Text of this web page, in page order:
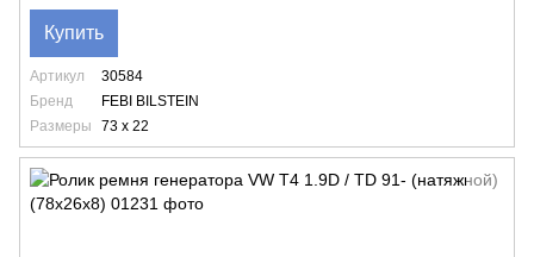
Купить
Артикул
30584
Бренд
FEBI BILSTEIN
Размеры
73 x 22